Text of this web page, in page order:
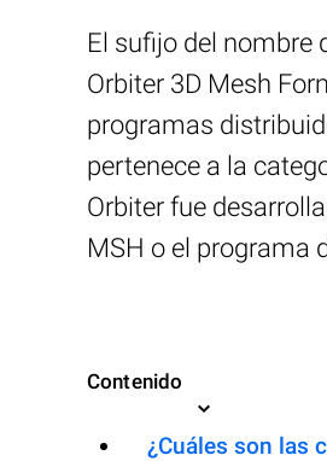
El sufijo del nombre
Orbiter 3D Mesh
programas
pertenece a la
Orbiter fue
MSH o el programa
Contenido
¿Cuáles son las